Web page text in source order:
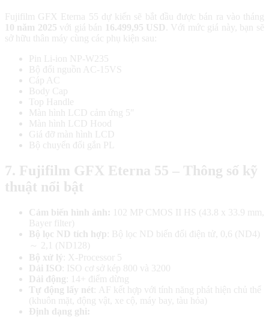
Fujifilm GFX Eterna 55 dự kiến ​​sẽ bắt đầu được bán ra vào tháng
10 năm 2025 với giá bán 16.499,95 USD
. Với mức giá này, bạn sẽ
sở hữu thân máy cùng các phụ kiện sau:
Pin Li-ion NP-W235
Bộ đổi nguồn AC-15VS
Cáp AC
Body Cap
Top Handle
Màn hình LCD cảm ứng 5″
Màn hình LCD Hood
Giá đỡ màn hình LCD
Bộ chuyển đổi gắn PL
7. Fujifilm GFX Eterna 55 – Thông số kỹ
thuật nổi bật
Cảm biến hình ảnh:
102 MP CMOS II HS (43.8 x 33.9 mm,
Bayer filter)
Bộ lọc ND tích hợp : Bộ lọc ND biến đổi điện tử, 0,6 (ND4)
～ 2,1 (ND128)
Bộ xử lý
: X-Processor 5
Dải ISO : ISO cơ sở kép 800 và 3200
Dải động : 14+ điểm dừng
Tự động lấy nét
: AF kết hợp với tính năng phát hiện chủ thể
(khuôn mặt, động vật, xe cộ, máy bay, tàu hỏa)
Định dạng ghi: